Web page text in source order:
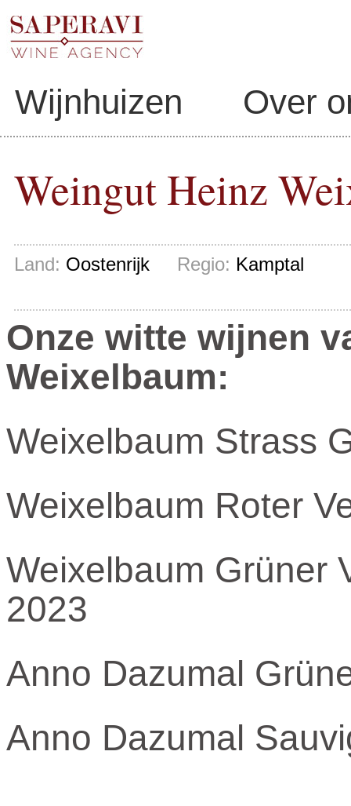
Wijnhuizen Over
Weingut Heinz
Land: OostenrijkRegio: Kamptal
Onze witte wijnen
Weixelbaum:
Weixelbaum Strass
Weixelbaum Roter
Weixelbaum Grüner
2023
Anno Dazumal
Anno Dazumal